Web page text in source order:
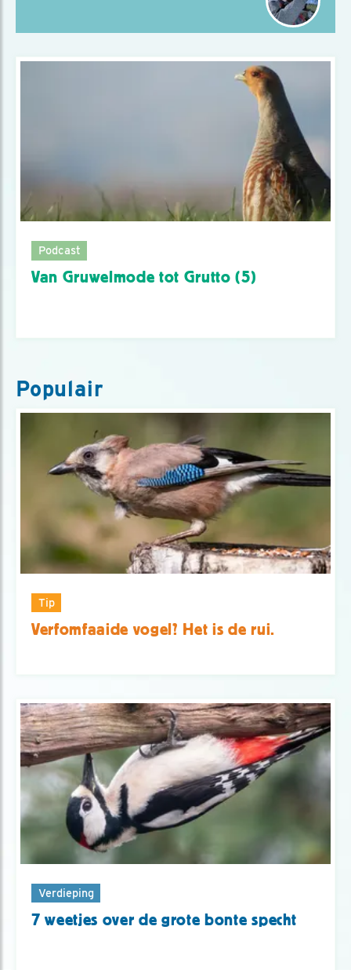
Podcast
Van Gruwelmode tot Grutto (5)
Populair
Tip
Verfomfaaide vogel? Het is de rui.
Verdieping
7 weetjes over de grote bonte specht